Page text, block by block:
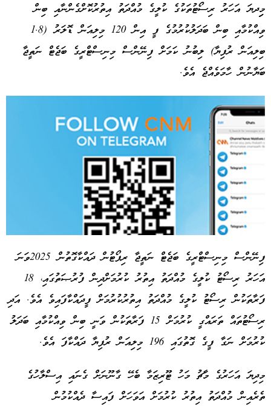
މިިދޔަ އަހަރު ރިސޯޓުތަކުގެ ކުލީގެ މުއްދަތު އިތުރުކޮށްގެންނާއި ބިން
ވިއްކުމާއި ބިން ބަދަލުކުރުމުގެ ފީ އިން 120 މިލިއަން ޑޮލަރު (1.8
ބިލިއަން ރުފިޔާ) ލިބުނު ކަމަށް ފިނޭންސް މިނިސްޓްރީގެ ބަޖެޓް ނަތީޖާ
ބަޔާނުން ހާމަވެއްޖެ އެވެ.
Advertisement
ފިނޭންސް މިނިސްޓްރީގެ ބަޖެޓް ނަތީޖާ ރިޕޯޓުން ދައްކާގޮތުން 2025ވަނަ
އަހަރު ރިސޯޓު ކުލީގެ މުއްދަތު އިތުރު ކުރުމަށްދިން ފުރުޞަތުގައި، 18
ފަރާތަކުން ރިސޯޓު ކުލީގެ މުއްދަތު އިތުރުކުރުމަށް ފީދައްކާފައިވެ އެވެ. އަދި
ރިސޯޓުތައް ތަރައްގީ ކުރުމަށް 15 ފަރާތަކުން ވަނީ ބިން ވިއްކުމާއި ބަދަލު
ކުރުމަށް ނަގާ ފީގެ ގޮތުގައި 196 މިލިއަން ރުފިޔާ ދައްކާފަ އެވެ.
މިދިޔަ އަހަރުގެ މާޗު މަހު ޓޫރިޒަމާ ބެހޭ ގާނޫނަށް ގެނައި އިސްލާހުގެ
ތެރެއިން މުއްދަތު އިތުރު ކުރުމަށް އަވަހަށް ފައިސާ ދެއްކުމުން